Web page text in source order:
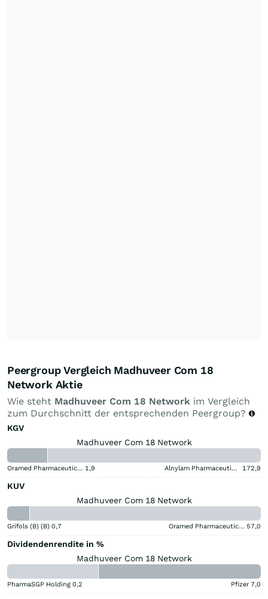
Peergroup Vergleich Madhuveer Com 18
Network Aktie
Wie steht Madhuveer Com 18 Network im Vergleich
zum Durchschnitt der entsprechenden Peergroup?
KGV
Madhuveer Com 18 Network
Oramed Pharmaceuticals 1,9 Alnylam Pharmaceuticals 172,9
KUV
Madhuveer Com 18 Network
Grifols (B) (B) 0,7 Oramed Pharmaceuticals 57,0
Dividendenrendite in %
Madhuveer Com 18 Network
PharmaSGP Holding 0,2 Pfizer 7,0